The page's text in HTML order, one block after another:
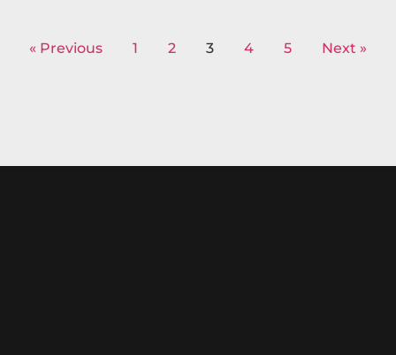
« Previous 1 2 3 4 5 Next »